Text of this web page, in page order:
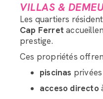
VILLAS &
Les quartiers
Cap Ferret
prestige.
Ces propriétés
piscinas
acceso directo